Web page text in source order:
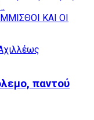
ΚΑΙ ΟΙ
παντού